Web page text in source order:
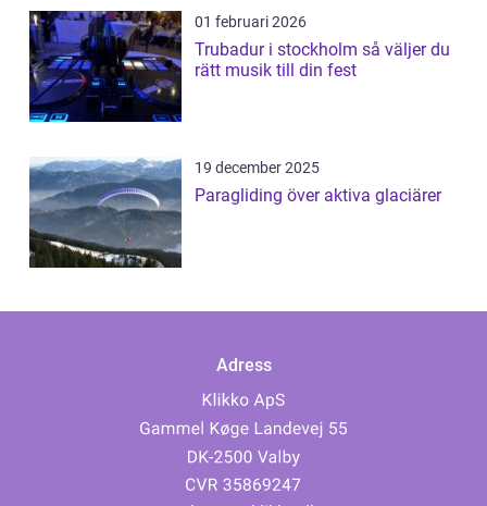
01 februari 2026
Trubadur i stockholm så väljer du
rätt musik till din fest
19 december 2025
Paragliding över aktiva glaciärer
Adress